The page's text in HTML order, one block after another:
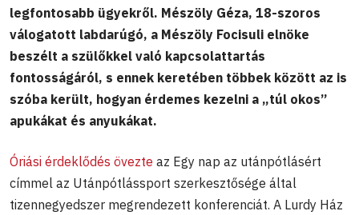
legfontosabb ügyekről. Mészöly Géza, 18-szoros
válogatott labdarúgó, a Mészöly Focisuli elnöke
beszélt a szülőkkel való kapcsolattartás
fontosságáról, s ennek keretében többek között az is
szóba került, hogyan érdemes kezelni a „túl okos”
apukákat és anyukákat.
Óriási érdeklődés övezte az Egy nap az utánpótlásért
címmel az Utánpótlássport szerkesztősége által
tizennegyedszer megrendezett konferenciát. A Lurdy Ház